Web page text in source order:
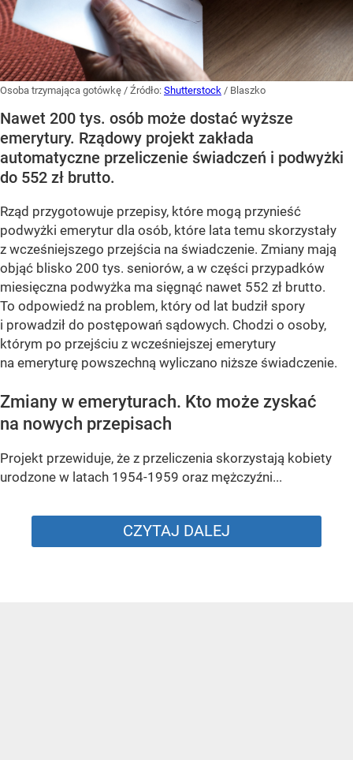
Osoba trzymająca gotówkę / Źródło: Shutterstock / Blaszko
Nawet 200 tys. osób może dostać wyższe
emerytury. Rządowy projekt zakłada
automatyczne przeliczenie świadczeń i podwyżki
do 552 zł brutto.
Rząd przygotowuje przepisy, które mogą przynieść
podwyżki emerytur dla osób, które lata temu skorzystały
z wcześniejszego przejścia na świadczenie. Zmiany mają
objąć blisko 200 tys. seniorów, a w części przypadków
miesięczna podwyżka ma sięgnąć nawet 552 zł brutto.
To odpowiedź na problem, który od lat budził spory
i prowadził do postępowań sądowych. Chodzi o osoby,
którym po przejściu z wcześniejszej emerytury
na emeryturę powszechną wyliczano niższe świadczenie.
Zmiany w emeryturach. Kto może zyskać
na nowych przepisach
Projekt przewiduje, że z przeliczenia skorzystają kobiety
urodzone w latach 1954-1959 oraz mężczyźni...
CZYTAJ DALEJ